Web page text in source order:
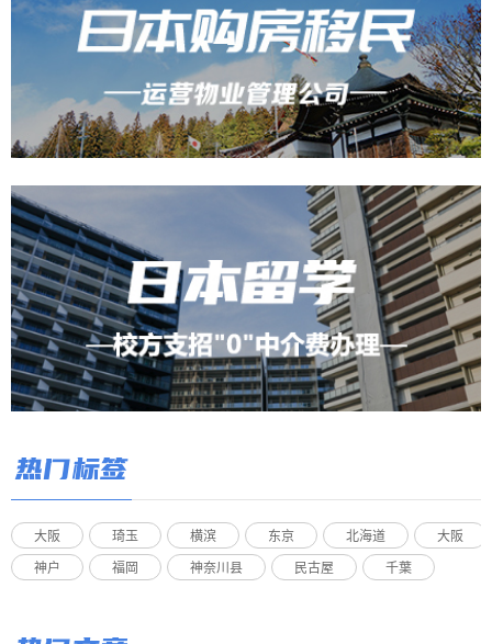
热门标签
大阪 琦玉 横滨 东京 北海道 大阪
神户 福岡 神奈川县 民古屋 千葉